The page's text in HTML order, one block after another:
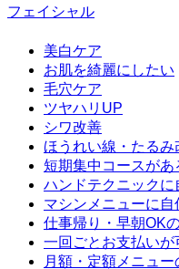
フェイシャル
美白ケア
お肌を綺麗にしたい
毛穴ケア
ツヤハリUP
シワ改善
ほうれい線・たるみ
短期集中コースがあ
ハンドテクニックに
マシンメニューに自
仕事帰り・早朝OK
一回ごとお支払いが
月額・定額メニュ